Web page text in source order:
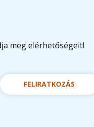
meg elérhetőségeit!
FELIRATKOZÁS